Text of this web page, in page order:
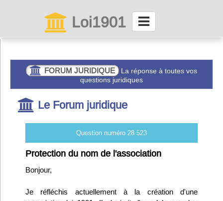
Loi1901
Connexion
Abonnez-vous à LettrAsso
Menu général
ServiceAsso
Partager
FORUM JURIDIQUE
La réponse à toutes vos
questions juridiques
Le Forum juridique
Question numéro 28 523
Protection du nom de l'association
Bonjour,
Je réfléchis actuellement à la création d'une